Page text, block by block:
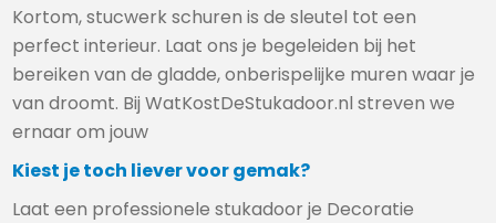
Kortom, stucwerk schuren is de sleutel tot een
perfect interieur. Laat ons je begeleiden bij het
bereiken van de gladde, onberispelijke muren waar je
van droomt. Bij WatKostDeStukadoor.nl streven we
ernaar om jouw
Kiest je toch liever voor gemak?
Laat een professionele stukadoor je Decoratie